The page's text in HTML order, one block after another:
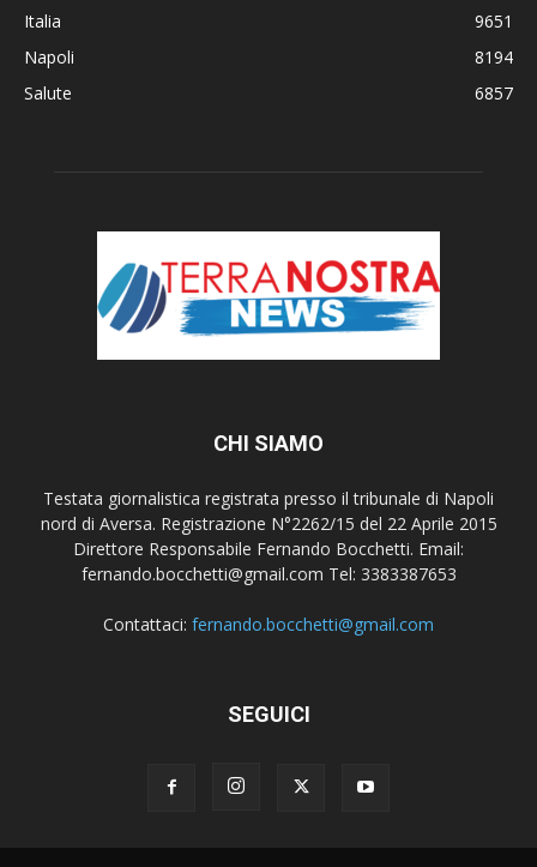
Italia
9651
Napoli
8194
Salute
6857
CHI SIAMO
Testata giornalistica registrata presso il tribunale di Napoli
nord di Aversa. Registrazione N°2262/15 del 22 Aprile 2015
Direttore Responsabile Fernando Bocchetti. Email:
fernando.bocchetti@gmail.com Tel: 3383387653
Contattaci: fernando.bocchetti@gmail.com
SEGUICI